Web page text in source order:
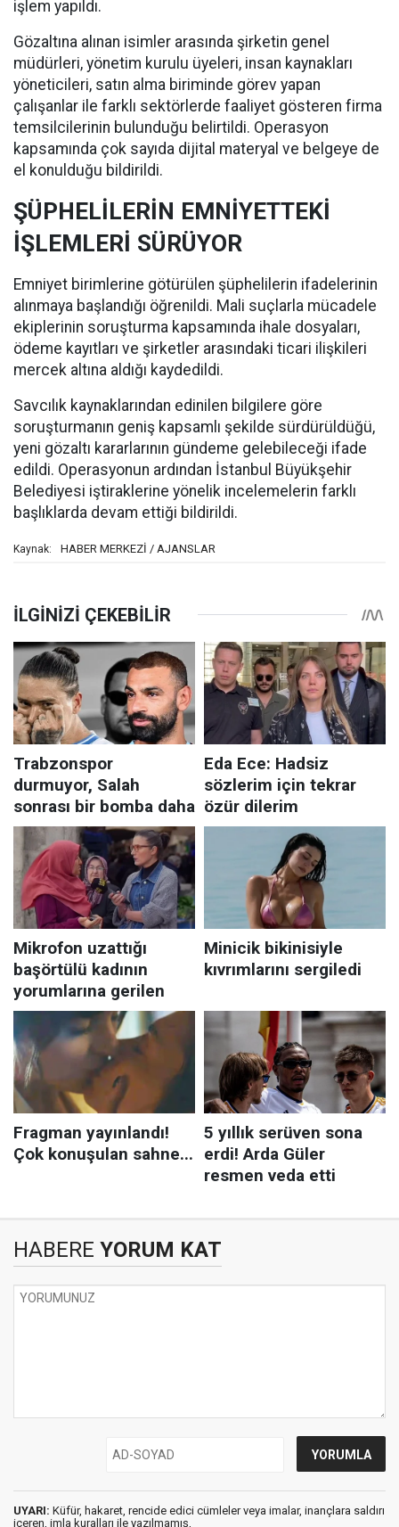
işlem yapıldı.
Gözaltına alınan isimler arasında şirketin genel
müdürleri, yönetim kurulu üyeleri, insan kaynakları
yöneticileri, satın alma biriminde görev yapan
çalışanlar ile farklı sektörlerde faaliyet gösteren firma
temsilcilerinin bulunduğu belirtildi. Operasyon
kapsamında çok sayıda dijital materyal ve belgeye de
el konulduğu bildirildi.
ŞÜPHELİLERİN EMNİYETTEKİ
İŞLEMLERİ SÜRÜYOR
Emniyet birimlerine götürülen şüphelilerin ifadelerinin
alınmaya başlandığı öğrenildi. Mali suçlarla mücadele
ekiplerinin soruşturma kapsamında ihale dosyaları,
ödeme kayıtları ve şirketler arasındaki ticari ilişkileri
mercek altına aldığı kaydedildi.
Savcılık kaynaklarından edinilen bilgilere göre
soruşturmanın geniş kapsamlı şekilde sürdürüldüğü,
yeni gözaltı kararlarının gündeme gelebileceği ifade
edildi. Operasyonun ardından İstanbul Büyükşehir
Belediyesi iştiraklerine yönelik incelemelerin farklı
başlıklarda devam ettiği bildirildi.
Kaynak: HABER MERKEZİ / AJANSLAR
HABERE YORUM KAT
UYARI: Küfür, hakaret, rencide edici cümleler veya imalar, inançlara saldırı
içeren, imla kuralları ile yazılmamış,